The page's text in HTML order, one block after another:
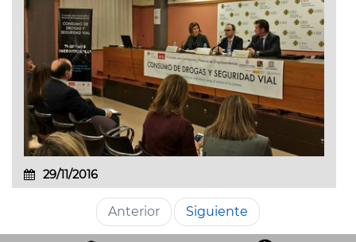
29/11/2016
Anterior Siguiente